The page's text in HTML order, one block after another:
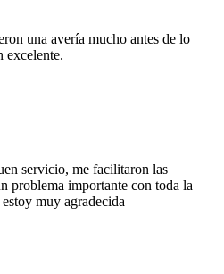
una avería mucho antes de lo
excelente.
servicio, me facilitaron las
problema importante con toda la
muy agradecida